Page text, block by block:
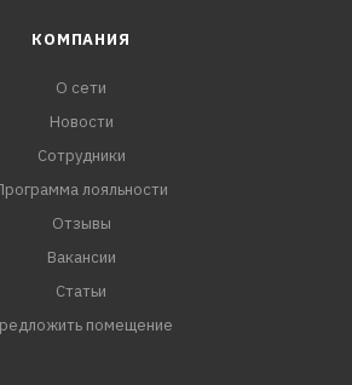
КОМПАНИЯ
О сети
Новости
Сотрудники
лояльности
Отзывы
Вакансии
Статьи
помещение